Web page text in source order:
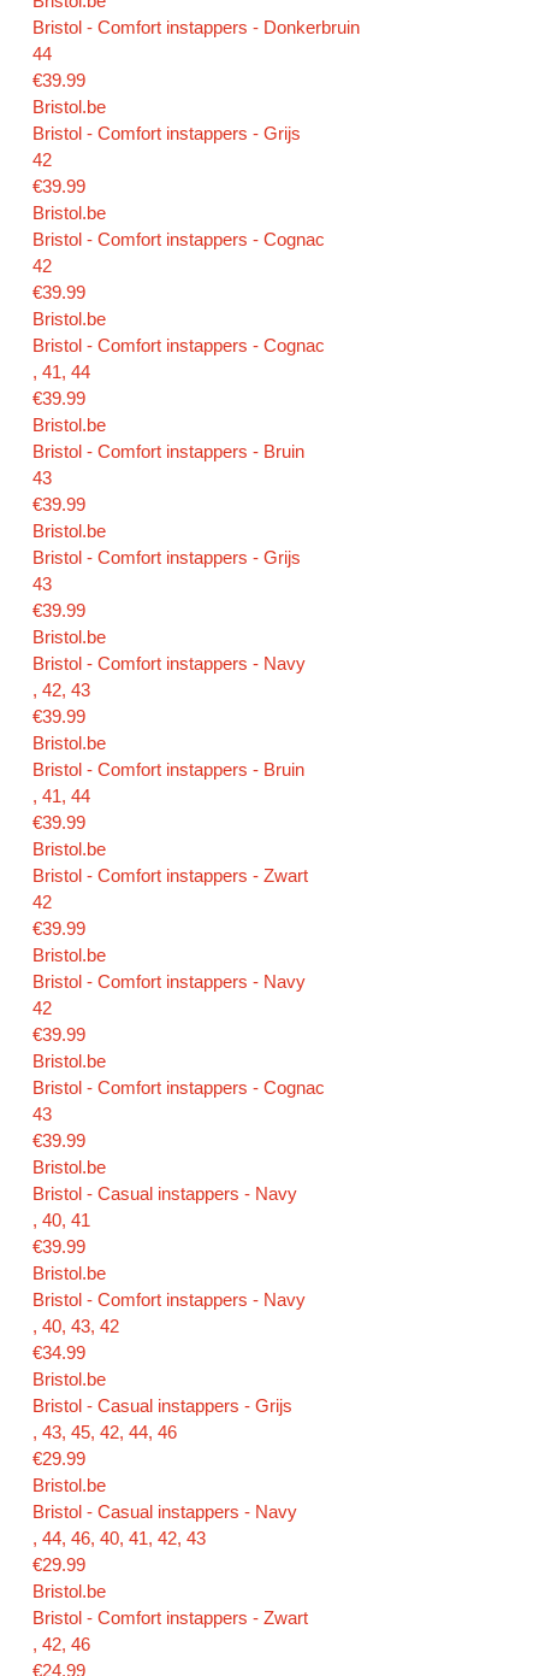
Bristol - Comfort instappers - Donkerbruin
44
€39.99
Bristol.be
Bristol - Comfort instappers - Grijs
42
€39.99
Bristol.be
Bristol - Comfort instappers - Cognac
42
€39.99
Bristol.be
Bristol - Comfort instappers - Cognac
, 41, 44
€39.99
Bristol.be
Bristol - Comfort instappers - Bruin
43
€39.99
Bristol.be
Bristol - Comfort instappers - Grijs
43
€39.99
Bristol.be
Bristol - Comfort instappers - Navy
, 42, 43
€39.99
Bristol.be
Bristol - Comfort instappers - Bruin
, 41, 44
€39.99
Bristol.be
Bristol - Comfort instappers - Zwart
42
€39.99
Bristol.be
Bristol - Comfort instappers - Navy
42
€39.99
Bristol.be
Bristol - Comfort instappers - Cognac
43
€39.99
Bristol.be
Bristol - Casual instappers - Navy
, 40, 41
€39.99
Bristol.be
Bristol - Comfort instappers - Navy
, 40, 43, 42
€34.99
Bristol.be
Bristol - Casual instappers - Grijs
, 43, 45, 42, 44, 46
€29.99
Bristol.be
Bristol - Casual instappers - Navy
, 44, 46, 40, 41, 42, 43
€29.99
Bristol.be
Bristol - Comfort instappers - Zwart
, 42, 46
€24.99